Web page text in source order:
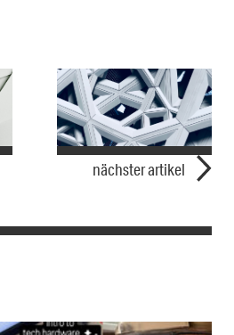
nächster artikel